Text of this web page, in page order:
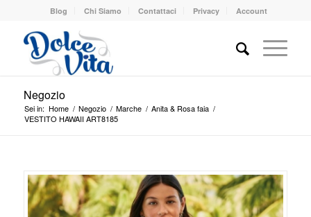
Blog Chi Siamo Contattaci Privacy Account
Negozio
Sei in: Home / Negozio / Marche / Anita & Rosa faia /
VESTITO HAWAII ART8185